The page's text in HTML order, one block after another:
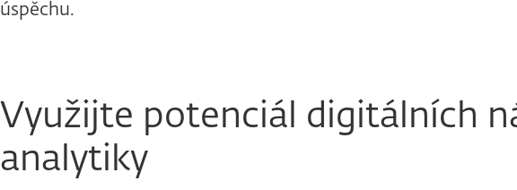
úspěchu.
Využijte potenciál digitálních
analytiky